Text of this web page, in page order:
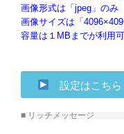
画像形式は「jpeg」のみ
画像サイズは「
容量は１MBまでが利用
設定はこちら
■ リッチメッセージ